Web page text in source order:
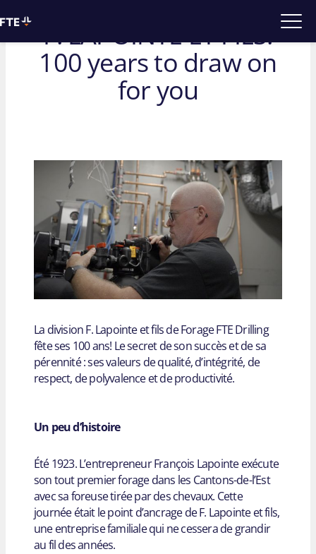
F. LAPOINTE ET FILS:
100 years to draw on
for you
La division F. Lapointe et fils de Forage FTE Drilling
fête ses 100 ans! Le secret de son succès et de sa
pérennité : ses valeurs de qualité, d’intégrité, de
respect, de polyvalence et de productivité.
Un peu d’histoire
Été 1923. L’entrepreneur François Lapointe exécute
son tout premier forage dans les Cantons-de-l’Est
avec sa foreuse tirée par des chevaux. Cette
journée était le point d’ancrage de F. Lapointe et fils,
une entreprise familiale qui ne cessera de grandir
au fil des années.